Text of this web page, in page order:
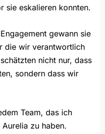
sie eskalieren konnten.
gewann sie
die wir verantwortlich
nicht nur, dass
sondern dass wir
Team, das ich
zu haben.